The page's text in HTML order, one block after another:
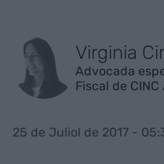
Virginia
Advocada
Fiscal de CINC
25 de Juliol de 2017 -